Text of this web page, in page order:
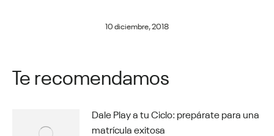
10 diciembre, 2018
Te recomendamos
Dale Play a tu Ciclo: prepárate para una
matrícula exitosa